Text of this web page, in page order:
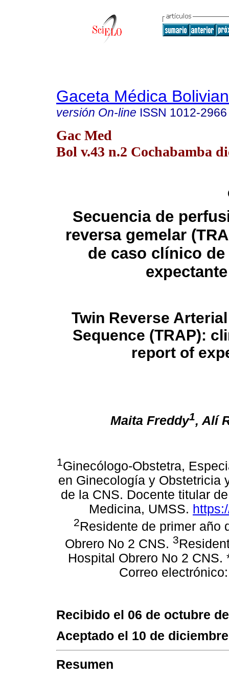
Gaceta Médica
versión On-line ISSN 1012-2966
Gac Med
Bol v.43 n.2 Cochabamba
Secuencia de
reversa gemelar
de caso clínico de
expectante
Twin Reverse
Sequence (TRAP):
report of
Maita Freddy1, Alí
1Ginecólogo-Obstetra,
en Ginecología y Obstetricia
de la CNS. Docente titular
Medicina, UMSS.
2Residente de primer año
Obrero No 2 CNS. 3
Hospital Obrero No 2 CNS.
Correo
Recibido el 06 de octubre
Aceptado el 10 de
Resumen